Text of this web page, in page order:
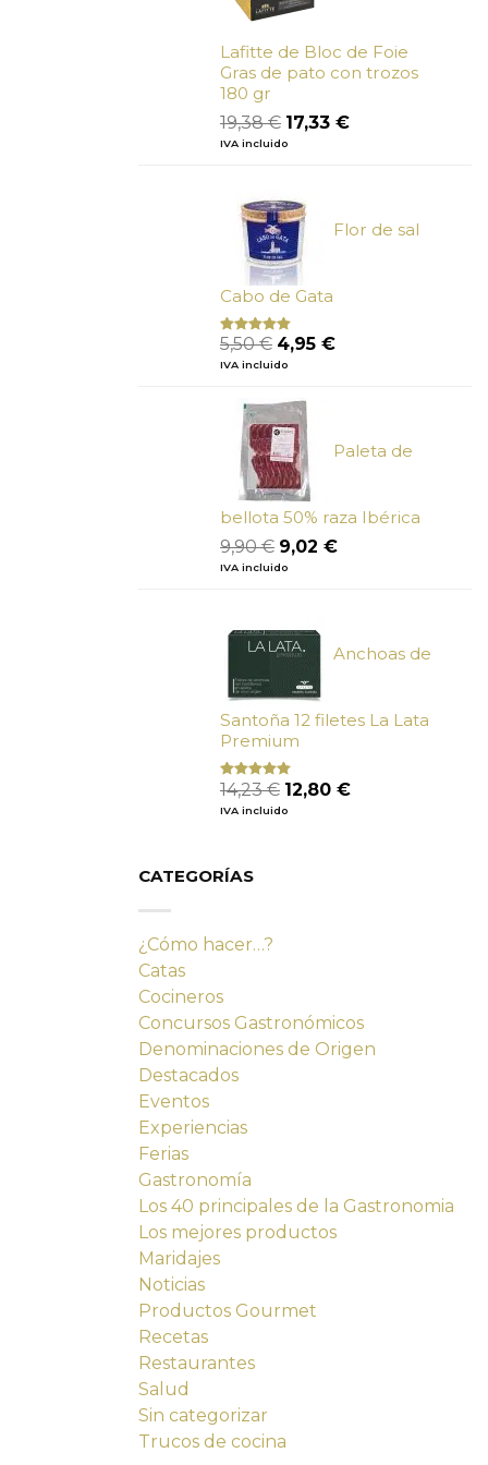
Lafitte de Bloc de Foie
Gras de pato con trozos
180 gr
19,38€ El
precio
19,38 €.
17,33 €El
IVA incluido
Flor de sal
Cabo de Gata
Valorado
con
de
5
5,50€ El
precio
era:
5,50 €.
4,95 €El
IVA incluido
Paleta de
bellota 50% raza Ibérica
9,90€ El
precio
9,90 €.
9,02 €El
IVA incluido
Anchoas de
Santoña 12 filetes La Lata
Premium
Valorado
con
de 5
14,23€ El
precio
12,80 €El
IVA incluido
CATEGORÍAS
¿Cómo hacer…?
Catas
Cocineros
Concursos Gastronómicos
Denominaciones de Origen
Destacados
Eventos
Experiencias
Ferias
Gastronomía
Los 40 principales de la Gastronomia
Los mejores productos
Maridajes
Noticias
Productos Gourmet
Recetas
Restaurantes
Salud
Sin categorizar
Trucos de cocina